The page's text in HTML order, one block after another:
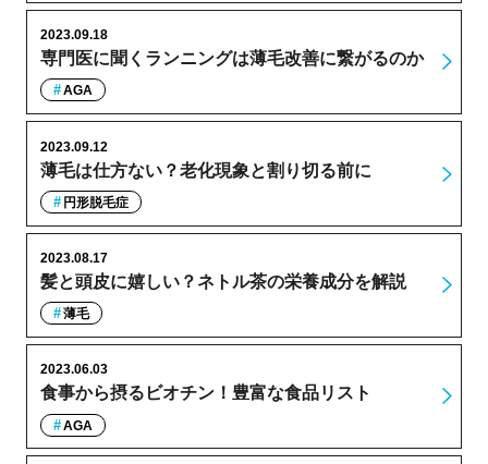
専門医に聞くランニングは薄毛改善に繋がるのか
2023.09.18
AGA
薄毛は仕方ない？老化現象と割り切る前に
2023.09.12
円形脱毛症
髪と頭皮に嬉しい？ネトル茶の栄養成分を解説
2023.08.17
薄毛
食事から摂るビオチン！豊富な食品リスト
2023.06.03
AGA